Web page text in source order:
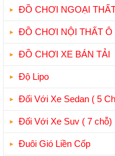
ĐỒ CHƠI NGOẠI
ĐỒ CHƠI NỘI THẤT Ô
ĐỒ CHƠI XE BÁN TẢI
Độ Lipo
Đối Với Xe Sedan ( 5
Đối Với Xe Suv ( 7 chỗ)
Đuôi Gió Liền Cốp